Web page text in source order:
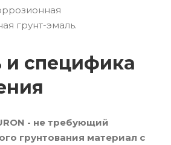
грунт-эмаль.
и специфика
- не требующий
грунтования материал с